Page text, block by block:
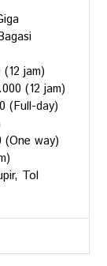
jam)
(12 jam)
(Full-day)
(One way)
Tol